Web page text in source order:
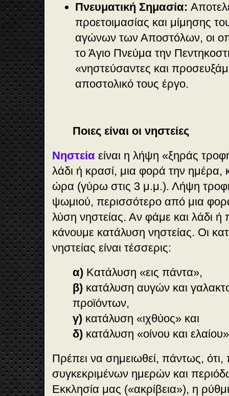
Πνευματική Σημασία:
προετοιμασίας και μίμησης
αγώνων των Αποστόλων, οι
το Άγιο Πνεύμα την
«νηστεύσαντες και
αποστολικό τους έργο.
Ποιες είναι οι νηστείες
Νηστεία είναι η λήψη «ξηράς
λάδι ή κρασί, μια φορά την ημέρα,
ώρα (γύρω στις 3 μ.μ.). Λήψη
ψωμιού, περισσότερο από μια
λύση νηστείας. Αν φάμε και λάδι ή
κάνουμε κατάλυση νηστείας. Οι
νηστείας είναι τέσσερις:
α) Κατάλυση «εις πάντα»,
β) κατάλυση αυγών και
προϊόντων,
γ) κατάλυση «ιχθύος» και
δ) κατάλυση «οίνου και
Πρέπει να σημειωθεί, πάντως,
συγκεκριμένων ημερών και
Εκκλησία μας («ακρίβεια»), η